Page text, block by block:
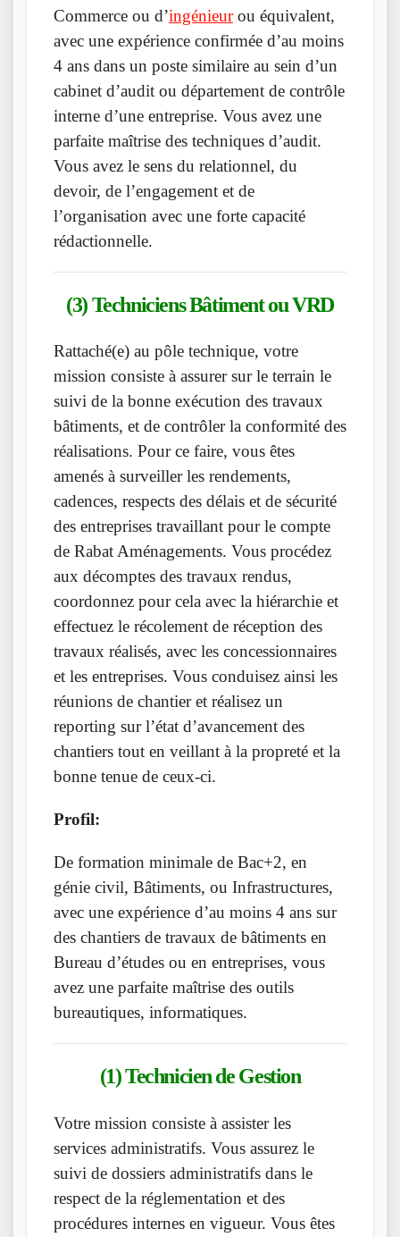
Commerce ou d’ingénieurou équivalent,
avec une expérience confirmée d’au moins
4 ans dans un poste similaire au sein d’un
cabinet d’audit ou département de contrôle
interne d’une entreprise. Vous avez une
parfaite maîtrise des techniques d’audit.
Vous avez le sens du relationnel, du
devoir, de l’engagement et de
l’organisation avec une forte capacité
rédactionnelle.
(3) Techniciens Bâtiment ou VRD
Rattaché(e) au pôle technique, votre
mission consiste à assurer sur le terrain le
suivi de la bonne exécution des travaux
bâtiments, et de contrôler la conformité des
réalisations. Pour ce faire, vous êtes
amenés à surveiller les rendements,
cadences, respects des délais et de sécurité
des entreprises travaillant pour le compte
de Rabat Aménagements. Vous procédez
aux décomptes des travaux rendus,
coordonnez pour cela avec la hiérarchie et
effectuez le récolement de réception des
travaux réalisés, avec les concessionnaires
et les entreprises. Vous conduisez ainsi les
réunions de chantier et réalisez un
reporting sur l’état d’avancement des
chantiers tout en veillant à la propreté et la
bonne tenue de ceux-ci.
Profil:
De formation minimale de Bac+2, en
génie civil, Bâtiments, ou Infrastructures,
avec une expérience d’au moins 4 ans sur
des chantiers de travaux de bâtiments en
Bureau d’études ou en entreprises, vous
avez une parfaite maîtrise des outils
bureautiques, informatiques.
(1) Technicien de Gestion
Votre mission consiste à assister les
services administratifs. Vous assurez le
suivi de dossiers administratifs dans le
respect de la réglementation et des
procédures internes en vigueur. Vous êtes